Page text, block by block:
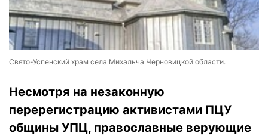
Свято-Успенский храм села Михальча Черновицкой области.
Несмотря на незаконную
перерегистрацию активистами ПЦУ
общины УПЦ, православные верующие